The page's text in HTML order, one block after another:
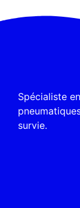
Spécialiste
survie.